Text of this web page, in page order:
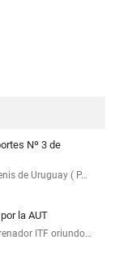
Nº 3 de
de Uruguay ( P…
la AUT
ITF oriundo…